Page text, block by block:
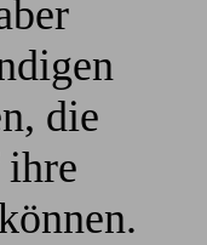
die